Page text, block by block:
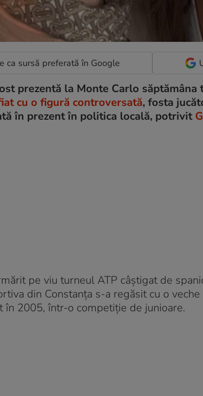
ca sursă preferată în Google
prezentă la Monte Carlo săptămâna
cu o figură controversată, fosta
în prezent în politica locală, potrivit
pe viu turneul ATP câștigat de
din Constanța s-a regăsit cu o
în 2005, într-o competiție de junioare.